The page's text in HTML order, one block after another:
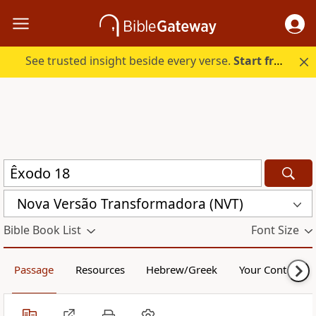
See trusted insight beside every verse.Start free.
Nova Versão Transformadora (NVT)
Bible Book List Font Size
Passage Resources Hebrew/Greek Your Content